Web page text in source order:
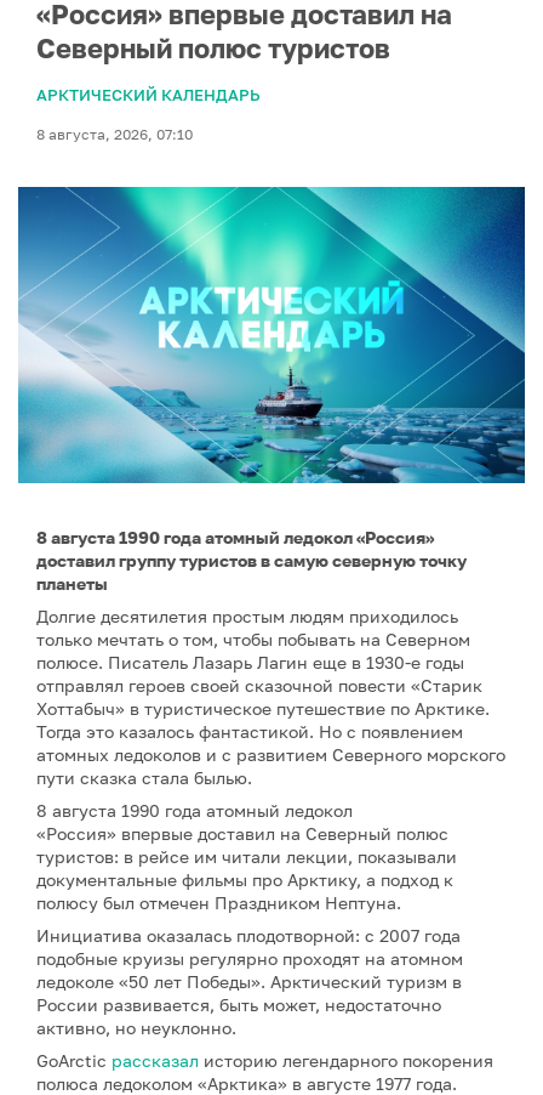
«Россия» впервые доставил на
Северный полюс туристов
АРКТИЧЕСКИЙ КАЛЕНДАРЬ
8 августа, 2026, 07:10
8 августа 1990 года атомный ледокол «Россия»
доставил группу туристов в самую северную точку
планеты
Долгие десятилетия простым людям приходилось
только мечтать о том, чтобы побывать на Северном
полюсе. Писатель Лазарь Лагин еще в 1930-е годы
отправлял героев своей сказочной повести «Старик
Хоттабыч» в туристическое путешествие по Арктике.
Тогда это казалось фантастикой. Но с появлением
атомных ледоколов и с развитием Северного морского
пути сказка стала былью.
8 августа 1990 года атомный ледокол
«Россия» впервые доставил на Северный полюс
туристов: в рейсе им читали лекции, показывали
документальные фильмы про Арктику, а подход к
полюсу был отмечен Праздником Нептуна.
Инициатива оказалась плодотворной: с 2007 года
подобные круизы регулярно проходят на атомном
ледоколе «50 лет Победы». Арктический туризм в
России развивается, быть может, недостаточно
активно, но неуклонно.
GoArctic рассказал историю легендарного покорения
полюса ледоколом «Арктика» в августе 1977 года.